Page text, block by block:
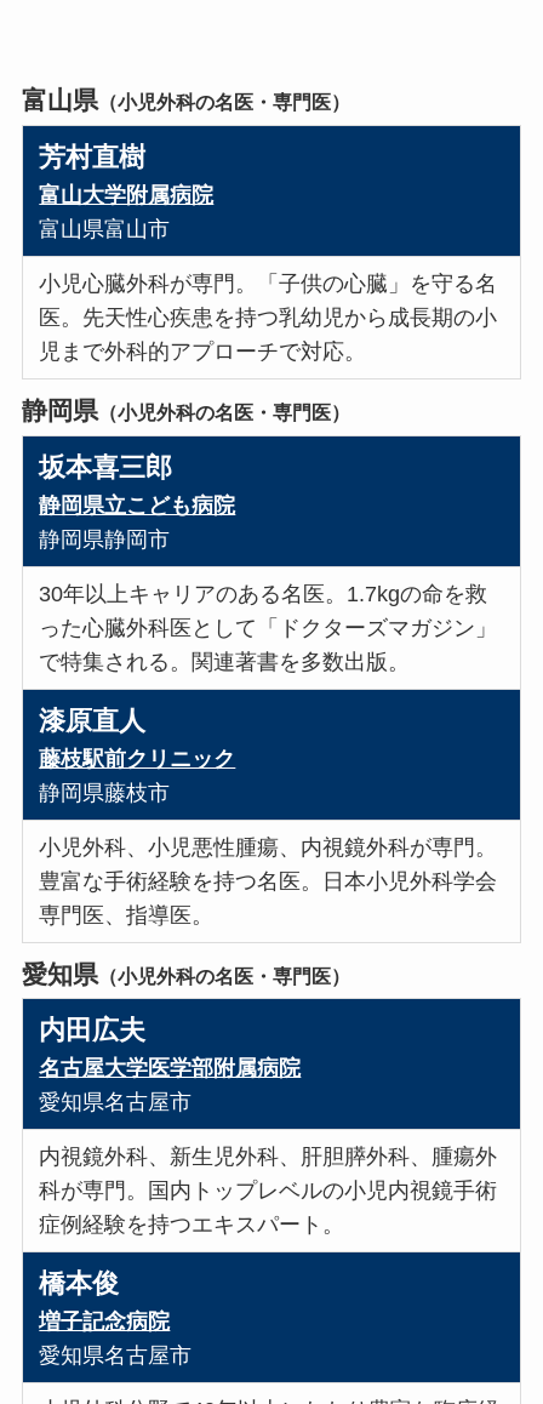
富山県（小児外科の名医・専門医）
芳村直樹
富山大学附属病院
富山県富山市
小児心臓外科が専門。「子供の心臓」を守る名
医。先天性心疾患を持つ乳幼児から成長期の小
児まで外科的アプローチで対応。
静岡県（小児外科の名医・専門医）
坂本喜三郎
静岡県立こども病院
静岡県静岡市
30年以上キャリアのある名医。1.7kgの命を救
った心臓外科医として「ドクターズマガジン」
で特集される。関連著書を多数出版。
漆原直人
藤枝駅前クリニック
静岡県藤枝市
小児外科、小児悪性腫瘍、内視鏡外科が専門。
豊富な手術経験を持つ名医。日本小児外科学会
専門医、指導医。
愛知県（小児外科の名医・専門医）
内田広夫
名古屋大学医学部附属病院
愛知県名古屋市
内視鏡外科、新生児外科、肝胆膵外科、腫瘍外
科が専門。国内トップレベルの小児内視鏡手術
症例経験を持つエキスパート。
橋本俊
増子記念病院
愛知県名古屋市